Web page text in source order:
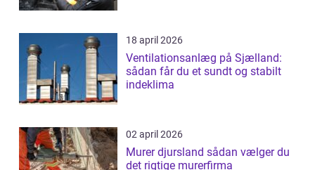
18 april 2026
Ventilationsanlæg på Sjælland:
sådan får du et sundt og stabilt
indeklima
02 april 2026
Murer djursland sådan vælger du
det rigtige murerfirma